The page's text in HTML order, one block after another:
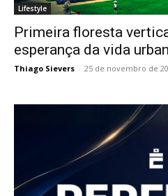
Lifestyle
Primeira floresta
esperança da vida
Thiago Sievers - 25 de novembro de